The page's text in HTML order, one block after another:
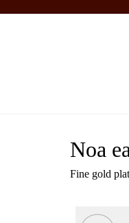
Noa
Fine gold